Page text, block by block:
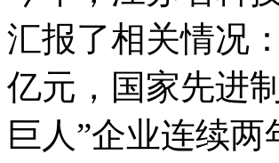
汇报了相关情况
亿元，国家先进
巨人”企业连续